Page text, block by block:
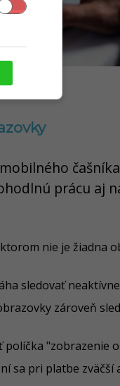
prácu aj
nie je žiadna
sledovať
zároveň
políčka "zobrazenie
sa pri platbe zväčší